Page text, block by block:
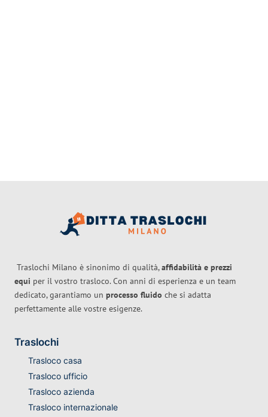
Traslochi Milano è sinonimo di qualità,affidabilità e prezzi
equi per il vostro trasloco. Con anni di esperienza e un team
dedicato, garantiamo un processo fluido che si adatta
perfettamente alle vostre esigenze.
Traslochi
Trasloco casa
Trasloco ufficio
Trasloco azienda
Trasloco internazionale